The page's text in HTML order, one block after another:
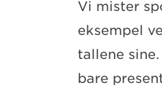
Vi mister
eksempel
tallene
bare